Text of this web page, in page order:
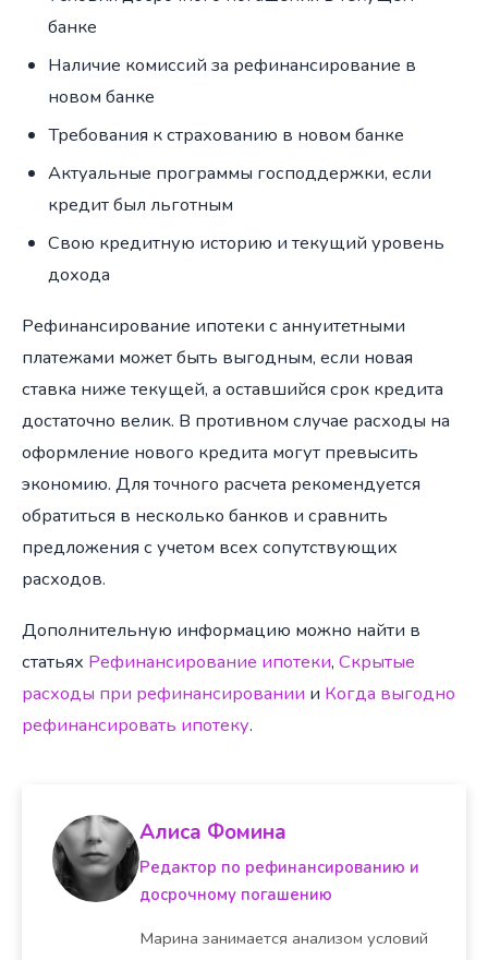
банке
Наличие комиссий за рефинансирование в
новом банке
Требования к страхованию в новом банке
Актуальные программы господдержки, если
кредит был льготным
Свою кредитную историю и текущий уровень
дохода
Рефинансирование ипотеки с аннуитетными
платежами может быть выгодным, если новая
ставка ниже текущей, а оставшийся срок кредита
достаточно велик. В противном случае расходы на
оформление нового кредита могут превысить
экономию. Для точного расчета рекомендуется
обратиться в несколько банков и сравнить
предложения с учетом всех сопутствующих
расходов.
Дополнительную информацию можно найти в
статьях Рефинансирование ипотеки, Скрытые
расходы при рефинансировании и Когда выгодно
рефинансировать ипотеку.
Алиса Фомина
Редактор по рефинансированию и
досрочному погашению
Марина занимается анализом условий